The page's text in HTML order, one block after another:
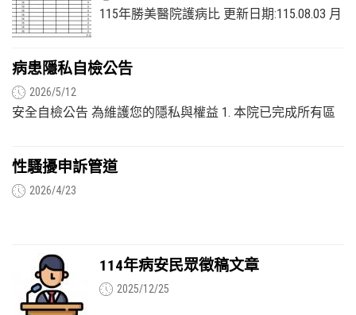
115年勝美醫院護病比 更新日期:115.08.03 月
病患隱私自檢公告
2026/5/12
安全自檢公告 為維護您的隱私與權益 1. 本院已完成所有區
性騷擾申訴管道
2026/4/23
114年病安民眾徵稿文章
2025/12/25